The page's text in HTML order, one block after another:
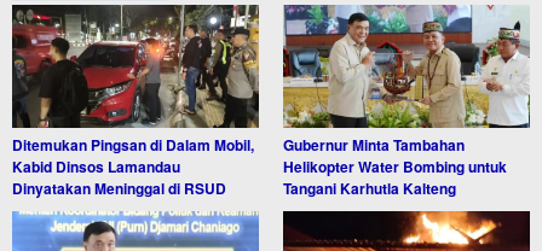
Ditemukan Pingsan di Dalam Mobil,
Kabid Dinsos Lamandau
Dinyatakan Meninggal di RSUD
Gubernur Minta Tambahan
Helikopter Water Bombing untuk
Tangani Karhutla Kalteng